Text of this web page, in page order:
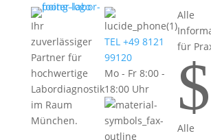
Ihr
zuverlässiger
Partner für
hochwertige
Labordiagnostik
im Raum
München.
TEL +49 8121
99120
Mo - Fr 8:00 -
18:00 Uhr
Alle
für
$
Alle